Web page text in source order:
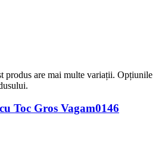
produs are mai multe variații. Opțiunile
Toc Gros Vagam0146